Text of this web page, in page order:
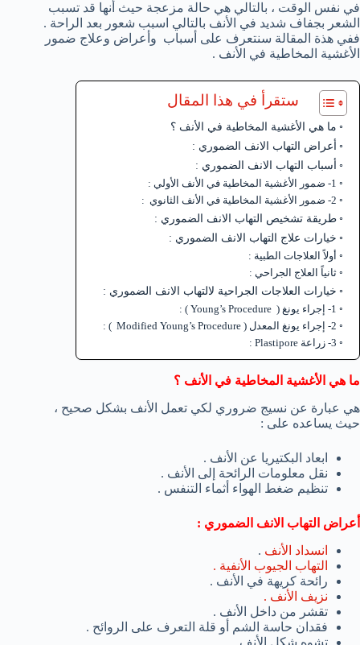
في نفس الوقت ، بالتالي هي حالة مزعجة حيث أنها قد تسبب
الشعر بجفاف شديد في الأنف بالتالي اسبب شعور بعد الراحة .
ففي هذة المقالة سنتعرف على أسباب وأعراض وعلاج ضمور
الأغشية المخاطية في الأنف .
ستقرأ في هذا المقال
ما هي الأغشية المخاطية في الأنف ؟
أعراض التهاب الانف الضموري :
أسباب التهاب الانف الضموري :
1- ضمور الأغشية المخاطية في الأنف الأولي :
2- ضمور الأغشية المخاطية في الأنف الثانوي :
طريقة تشخيص التهاب الانف الضموري :
خيارات علاج التهاب الانف الضموري :
أولاً العلاجات الطبية :
ثانياً العلاج الجراحي :
خيارات العلاجات الجراحية لالتهاب الانف الضموري :
1- إجراء يونغ ( Young’s Procedure ) :
2- إجراء يونغ المعدل ( Modified Young’s Procedure ) :
3- زراعة Plastipore :
ما هي الأغشية المخاطية في الأنف ؟
هي عبارة عن نسيج ضروري لكي تعمل الأنف بشكل صحيح ،
حيث يساعده على :
ابعاد البكتيريا عن الأنف .
نقل معلومات الرائحة إلى الأنف .
تنظيم ضغط الهواء أثماء التنفس .
أعراض التهاب الانف الضموري :
انسداد الأنف .
التهاب الجيوب الأنفية .
رائحة كريهة في الأنف .
نزيف الأنف .
تقشر من داخل الأنف .
فقدان حاسة الشم أو قلة التعرف على الروائح .
تشوه شكل الأنف .